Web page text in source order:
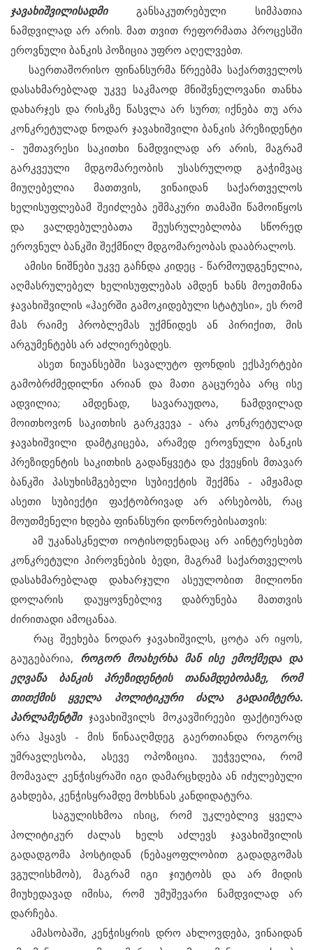
ჯავახიშვილისადმიგანსაკუთრებული სიმპათია
ნამდვილად არ არის. მათ თვით რეფორმათა პროცესში
ეროვნული ბანკის პოზიცია უფრო აღელვებთ.
საერთაშორისო ფინანსურმა წრეებმა საქართველოს
დასახმარებლად უკვე საკმაოდ მნიშვნელოვანი თანხა
დახარჯეს და რისკზე წასვლა არ სურთ; იქნება თუ არა
კონკრეტულად ნოდარ ჯავახიშვილი ბანკის პრეზიდენტი
- უმთავრესი საკითხი ნამდვილად არ არის, მაგრამ
გარკვეული მდგომარეობის უსასრულოდ გაჭიმვაც
მიუღებელია მათთვის, ვინაიდან საქართველოს
ხელისუფლებამ შეიძლება ეშმაკური თამაში წამოიწყოს
და ვალდებულებათა შეუსრულებლობა სწორედ
ეროვნულ ბანკში შექმნილ მდგომარეობას დააბრალოს.
ამისი ნიშნები უკვე გაჩნდა კიდეც - წარმოუდგენელია,
აღმასრულებელ ხელისუფლებას ამდენ ხანს მოეთმინა
ჯავახიშვილის «ჰაერში გამოკიდებული სტატუსი», ეს რომ
მას რაიმე პრობლემას უქმნიდეს ან პირიქით, მის
არგუმენტებს არ აძლიერებდეს.
ასეთ ნიუანსებში სავალუტო ფონდის ექსპერტები
გამობრძმედილნი არიან და მათი გაცურება არც ისე
ადვილია; ამდენად, სავარაუდოა, ნამდვილად
მოითხოვონ საკითხის გარკვევა - არა კონკრეტულად
ჯავახიშვილი დამტკიცება, არამედ ეროვნული ბანკის
პრეზიდენტის საკითხის გადაწყვეტა და ქვეყნის მთავარ
ბანკში პასუხისმგებელი სუბიექტის შექმნა - ამჟამად
ასეთი სუბიექტი ფაქტობრივად არ არსებობს, რაც
მოუთმენელი ხდება ფინანსური დონორებისათვის:
ამ უკანასკნელთ იოტისოდენადაც არ აინტერესებთ
კონკრეტული პიროვნების ბედი, მაგრამ საქართველოს
დასახმარებლად დახარჯული ასეულობით მილიონი
დოლარის დაუყოვნებლივ დაბრუნება მათთვის
ძირითადი ამოცანაა.
რაც შეეხება ნოდარ ჯავახიშვილს, ცოტა არ იყოს,
გაუგებარია, როგორ მოახერხა მან ისე ემოქმედა და
ეღვაწა ბანკის პრეზიდენტის თანამდებობაზე, რომ
თითქმის ყველა პოლიტიკური ძალა გადაიმტერა.
პარლამენტშიჯავახიშვილს მოკავშირეები ფაქტიურად
არა ჰყავს - მის წინააღმდეგ გაერთიანდა როგორც
უმრავლესობა, ასევე ოპოზიცია. უეჭველია, რომ
მომავალ კენჭისყრაში იგი დამარცხდება ან იძულებული
გახდება, კენჭისყრამდე მოხსნას კანდიდატურა.
საგულისხმოა ისიც, რომ უკლებლივ ყველა
პოლიტიკურ ძალას ხელს აძლევს ჯავახიშვილის
გადადგომა პოსტიდან (ნებაყოფლობით გადადგომას
ვგულისხმობ), მაგრამ იგი ჯიუტობს და არ მიდის
მიუხედავად იმისა, რომ უმუშევარი ნამდვილად არ
დარჩება.
ამასობაში, კენჭისყრის დრო ახლოვდება, ვინაიდან